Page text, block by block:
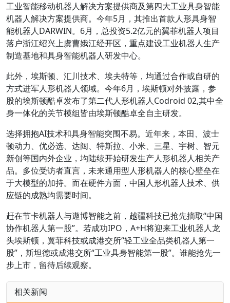
工业智能移动机器人解决方案提供商及第四大工业具身智能
机器人解决方案提供商。今年5月，其推出首款人形具身智
能机器人DARWIN。6月，总投资5.2亿元的翼菲机器人项目
落户浙江绍兴上虞曹娥江经开区，重点建设工业机器人生产
制造基地和具身智能机器人研发中心。
此外，埃斯顿、汇川技术、埃夫特等，均通过合作或自研的
方式进军人形机器人领域。今年6月，埃斯顿对外披露，参
股的埃斯顿酷卓发布了第二代人形机器人Codroid 02,其中全
身一体化的关节模组皆由埃斯顿酷卓全自主研发。
选择拥抱AI技术和具身智能突围不易。近年来，本田、波士
顿动力、优必选、达闼、特斯拉、小米、三星、宇树、智元
新创等国内外企业，均陆续开始研发生产人形机器人相关产
品。多位受访者直言，未来通用型人形机器人的核心壁垒在
于大模型的加持。而在硬件方面，中国人形机器人技术、供
应链的成熟均需要时间。
赶在节卡机器人与遨博智能之前，越疆科技已抢先摘取“中国
协作机器人第一股”。若成功IPO，A+H将迎来工业机器人龙
头埃斯顿，翼菲科技或成港交所“轻工业全品类机器人第一
股”，斯坦德或成港交所“工业具身智能第一股”。谁能抢先一
步上市，留待后续观察。
相关新闻